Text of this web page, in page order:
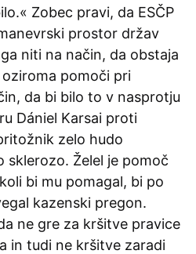
Zobec pravi, da ESČP
prostor držav
niti na način, da obstaja
pomoči pri
da bi bilo to v nasprotju
Dániel Karsai proti
zelo hudo
Želel je pomoč
bi mu pomagal, bi po
kazenski pregon.
ne gre za kršitve pravice
in tudi ne kršitve zaradi